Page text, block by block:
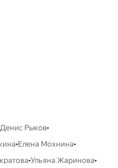
Денис Рыков•
•Елена Мохнина•
•Ульяна Жаринова•